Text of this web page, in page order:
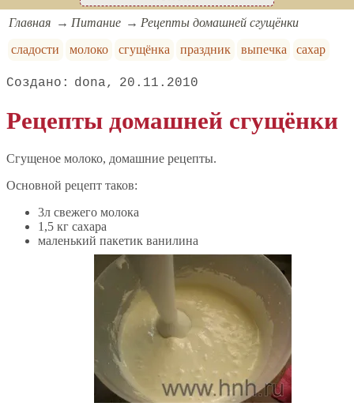
Главная Питание
Рецепты домашней сгущёнки
сладости
молоко сгущёнка праздник выпечка сахар
dona 20.11.2010
Рецепты домашней сгущёнки
Сгущеное молоко, домашние рецепты.
Основной рецепт таков:
3л свежего молока
1,5 кг сахара
маленький пакетик ванилина